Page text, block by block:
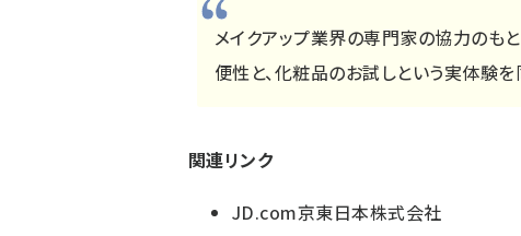
メイクアップ業界の専門家の協力のも
便性と、化粧品のお試しという実体験を
関連リンク
JD.com京東日本株式会社